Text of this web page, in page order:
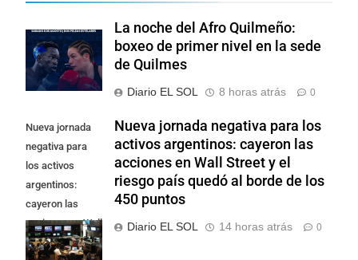
La noche del Afro Quilmeño:
boxeo de primer nivel en la sede
de Quilmes
Diario EL SOL 8 horas atrás 0
Nueva jornada
negativa para
los activos
argentinos:
cayeron las
acciones en Wall
Street y el riesgo
Nueva jornada negativa para los
activos argentinos: cayeron las
acciones en Wall Street y el
riesgo país quedó al borde de los
450 puntos
Diario EL SOL 14 horas atrás 0